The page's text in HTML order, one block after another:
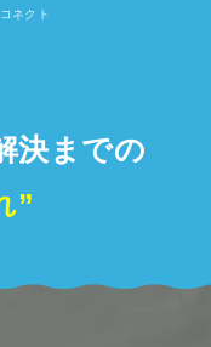
ネクト
決までの
”